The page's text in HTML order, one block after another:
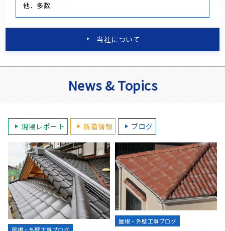
他、多数
当社について
News & Topics
現場レポート 新着情報 ブログ
屋根・外壁工事ブログ